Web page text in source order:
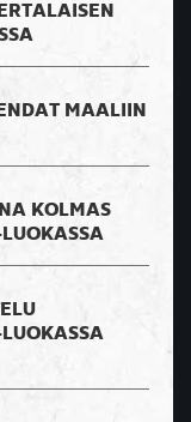
MAALIIN
KOLMAS